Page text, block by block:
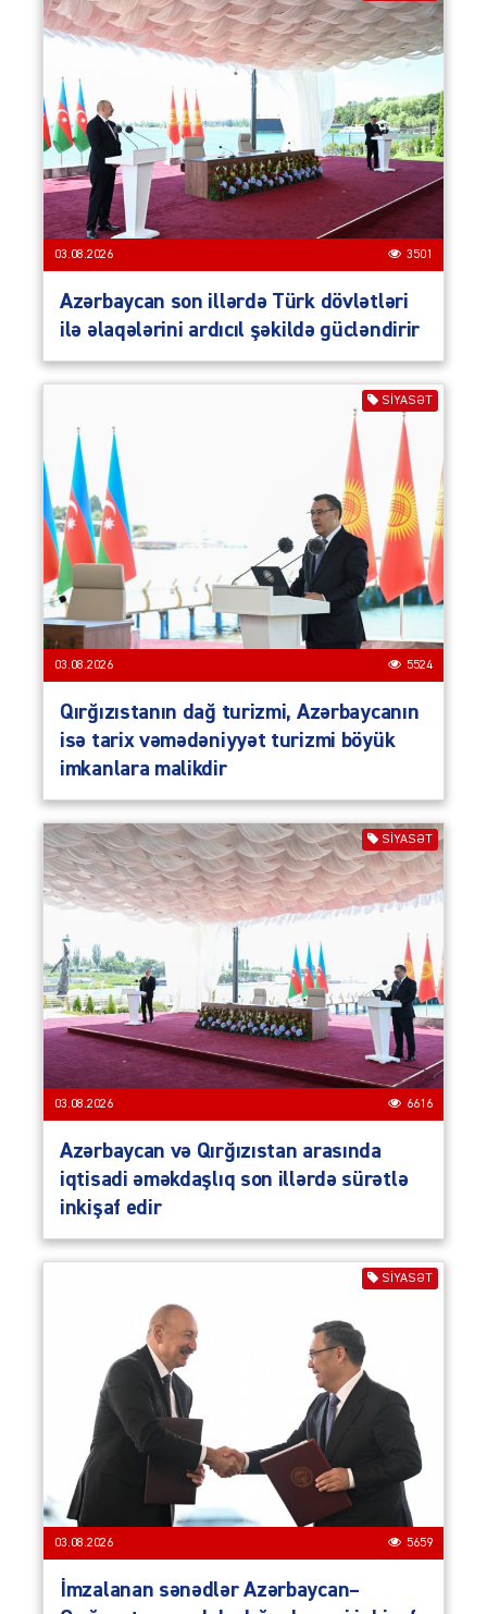
03.08.2026 3501
Azərbaycan son illərdə Türk dövlətləri
ilə əlaqələrini ardıcıl şəkildə gücləndirir
SIYASƏT
03.08.2026 5524
Qırğızıstanın dağ turizmi, Azərbaycanın
isə tarix vəmədəniyyət turizmi böyük
imkanlara malikdir
SIYASƏT
03.08.2026 6616
Azərbaycan və Qırğızıstan arasında
iqtisadi əməkdaşlıq son illərdə sürətlə
inkişaf edir
SIYASƏT
03.08.2026 5659
İmzalanan sənədlər Azərbaycan–